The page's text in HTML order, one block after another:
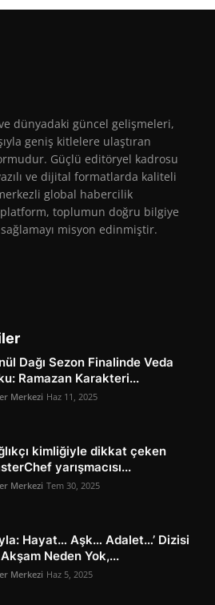
dünyadaki güncel gelişmeleri,
geniş kitlelere ulaştıran
Güçlü editöryel kadrosu
ve dijital formatlarda kaliteli
global habercilik
toplumun doğru bilgiye
misyon edinmiştir.
Dağı Sezon Finalinde Veda
Ramazan Karakteri...
Merkezi Haz 11, 2025
kimliğiyle dikkat çeken
yarışmacısı...
Merkezi Tem 30, 2025
Hayat… Aşk… Adalet…’ Dizisi
Neden Yok,...
Merkezi Haz 5, 2025